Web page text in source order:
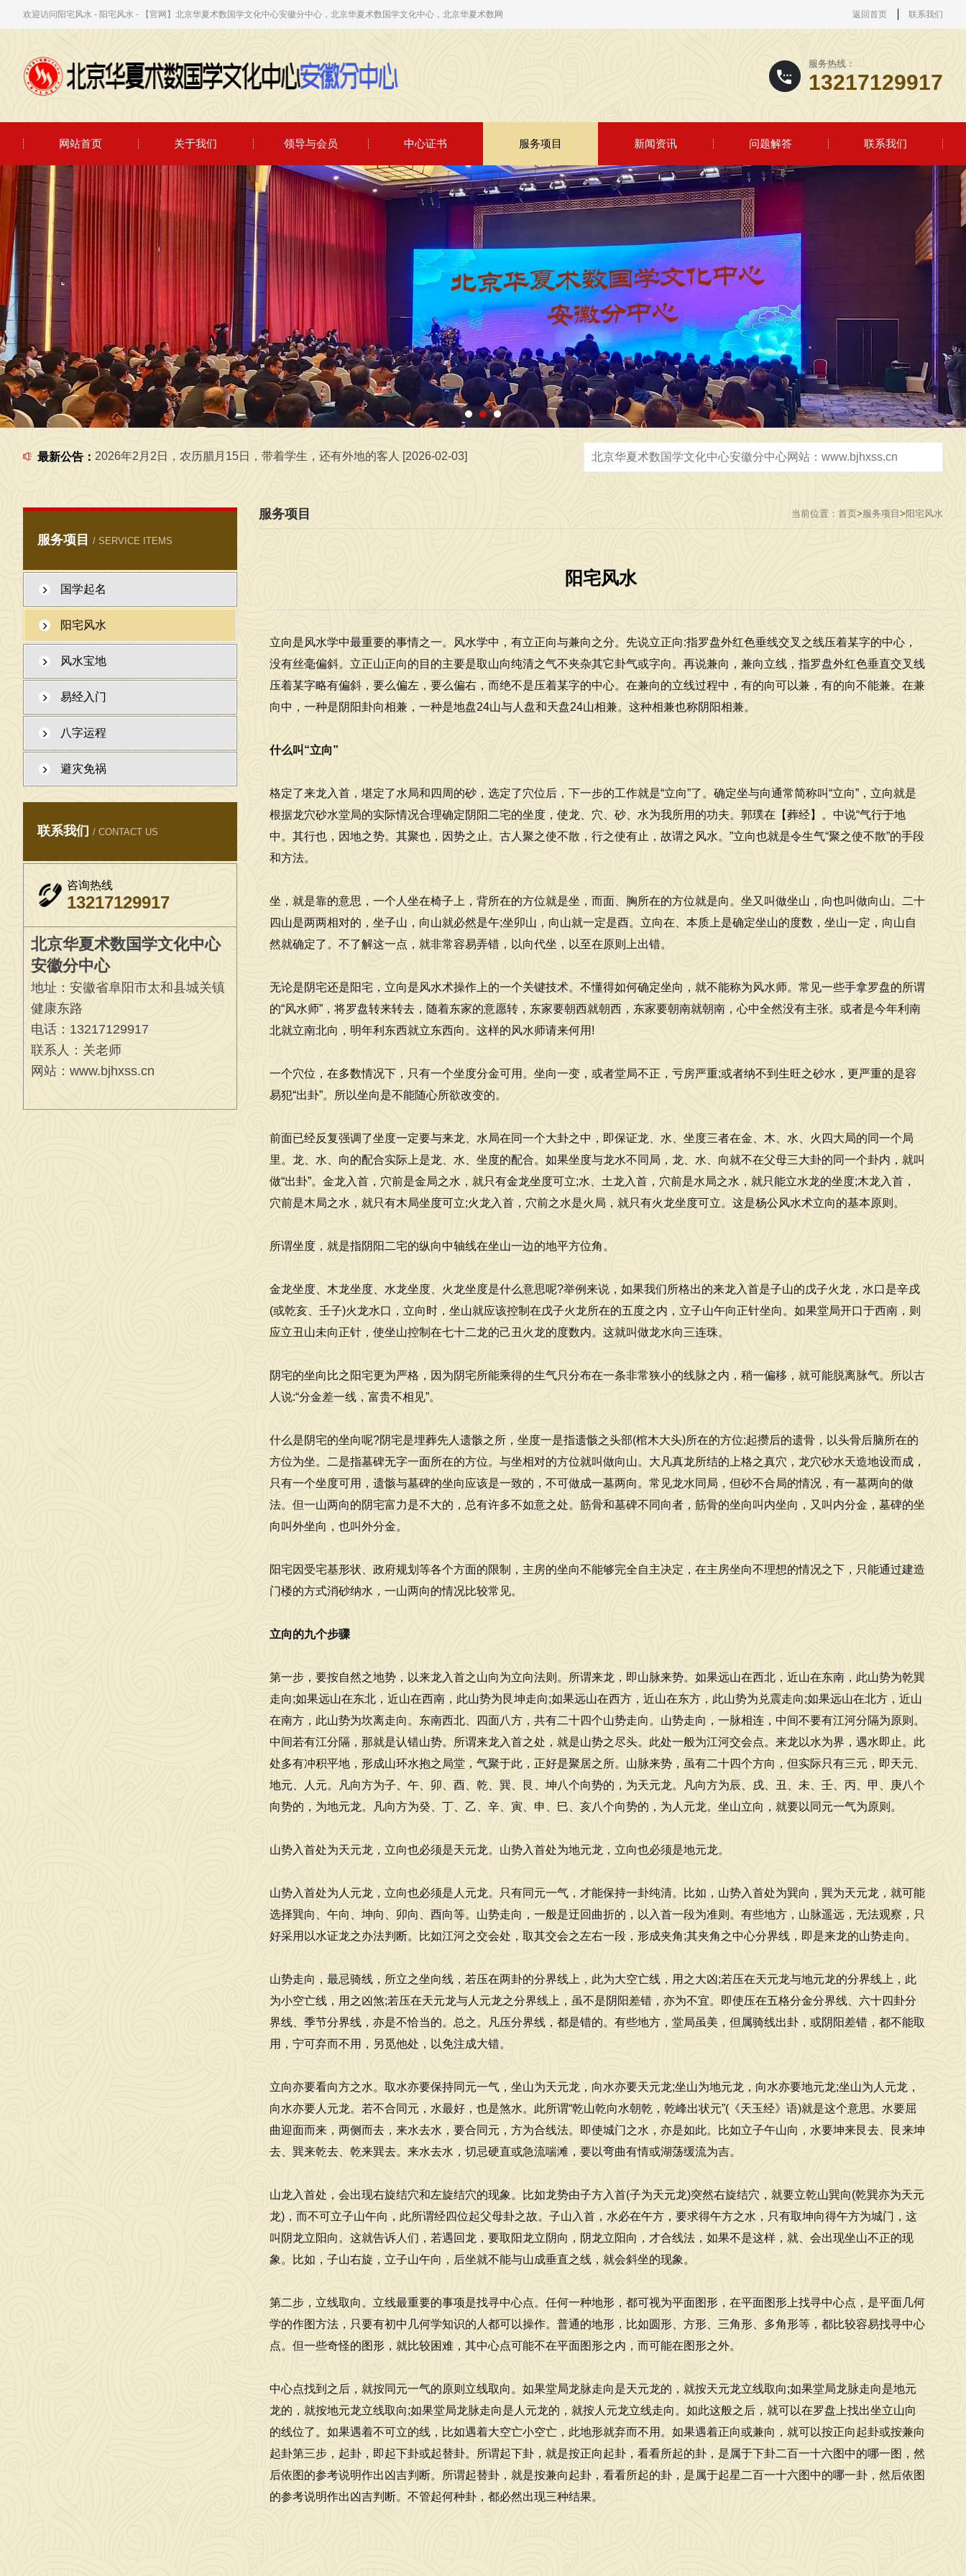
欢迎访问阳宅风水 - 阳宅风水 - 【官网】北京华夏术数国学文化中心安徽分中心，北京华夏术数国学文化中心，北京华夏术数网 返回首页 联系我们
服务热线：
13217129917
网站首页 关于我们 领导与会员 中心证书 服务项目 新闻资讯 问题解答 联系我们
最新公告：
2026年6月5日，在工作室给学生一起研究国学文化 [2026-06-05]
2026年7月1日，在工作室给学生一起，学习传统文化 [2026-07-02]
2026年2月2日，农历腊月15日，带着学生，还有外地的客人 [2026-02-03]
2026年3月31日，在芜湖市给企业设计2千平米办公室，弘扬中华优秀传统文化，传播正能量，广接善缘交天下朋友 [2026-03-31]
2026年6月5日，在工作室给学生一起研究国学文化 [2026-06-05]
2026年7月1日，在工作室给学生一起，学习传统文化 [2026-07-02]
服务项目 / SERVICE ITEMS
国学起名
阳宅风水
风水宝地
易经入门
八字运程
避灾免祸
联系我们 / CONTACT US
咨询热线
13217129917
北京华夏术数国学文化中心
安徽分中心
地址：安徽省阜阳市太和县城关镇
健康东路
电话：13217129917
联系人：关老师
网站：www.bjhxss.cn
服务项目 当前位置： 首页>服务项目>阳宅风水
阳宅风水
立向是风水学中最重要的事情之一。风水学中，有立正向与兼向之分。先说立正向:指罗盘外红色垂线交叉之线压着某字的中心，
没有丝毫偏斜。立正山正向的目的主要是取山向纯清之气不夹杂其它卦气或字向。再说兼向，兼向立线，指罗盘外红色垂直交叉线
压着某字略有偏斜，要么偏左，要么偏右，而绝不是压着某字的中心。在兼向的立线过程中，有的向可以兼，有的向不能兼。在兼
向中，一种是阴阳卦向相兼，一种是地盘24山与人盘和天盘24山相兼。这种相兼也称阴阳相兼。
什么叫“立向”
格定了来龙入首，堪定了水局和四周的砂，选定了穴位后，下一步的工作就是“立向”了。确定坐与向通常简称叫“立向”，立向就是
根据龙穴砂水堂局的实际情况合理确定阴阳二宅的坐度，使龙、穴、砂、水为我所用的功夫。郭璞在【葬经】。中说“气行于地
中。其行也，因地之势。其聚也，因势之止。古人聚之使不散，行之使有止，故谓之风水。”立向也就是令生气“聚之使不散”的手段
和方法。
坐，就是靠的意思，一个人坐在椅子上，背所在的方位就是坐，而面、胸所在的方位就是向。坐又叫做坐山，向也叫做向山。二十
四山是两两相对的，坐子山，向山就必然是午;坐卯山，向山就一定是酉。立向在、本质上是确定坐山的度数，坐山一定，向山自
然就确定了。不了解这一点，就非常容易弄错，以向代坐，以至在原则上出错。
无论是阴宅还是阳宅，立向是风水术操作上的一个关键技术。不懂得如何确定坐向，就不能称为风水师。常见一些手拿罗盘的所谓
的“风水师”，将罗盘转来转去，随着东家的意愿转，东家要朝西就朝西，东家要朝南就朝南，心中全然没有主张。或者是今年利南
北就立南北向，明年利东西就立东西向。这样的风水师请来何用!
一个穴位，在多数情况下，只有一个坐度分金可用。坐向一变，或者堂局不正，亏房严重;或者纳不到生旺之砂水，更严重的是容
易犯“出卦”。所以坐向是不能随心所欲改变的。
前面已经反复强调了坐度一定要与来龙、水局在同一个大卦之中，即保证龙、水、坐度三者在金、木、水、火四大局的同一个局
里。龙、水、向的配合实际上是龙、水、坐度的配合。如果坐度与龙水不同局，龙、水、向就不在父母三大卦的同一个卦内，就叫
做“出卦”。金龙入首，穴前是金局之水，就只有金龙坐度可立;水、土龙入首，穴前是水局之水，就只能立水龙的坐度;木龙入首，
穴前是木局之水，就只有木局坐度可立;火龙入首，穴前之水是火局，就只有火龙坐度可立。这是杨公风水术立向的基本原则。
所谓坐度，就是指阴阳二宅的纵向中轴线在坐山一边的地平方位角。
金龙坐度、木龙坐度、水龙坐度、火龙坐度是什么意思呢?举例来说，如果我们所格出的来龙入首是子山的戊子火龙，水口是辛戌
(或乾亥、壬子)火龙水口，立向时，坐山就应该控制在戊子火龙所在的五度之内，立子山午向正针坐向。如果堂局开口于西南，则
应立丑山未向正针，使坐山控制在七十二龙的己丑火龙的度数内。这就叫做龙水向三连珠。
阴宅的坐向比之阳宅更为严格，因为阴宅所能乘得的生气只分布在一条非常狭小的线脉之内，稍一偏移，就可能脱离脉气。所以古
人说:“分金差一线，富贵不相见”。
什么是阴宅的坐向呢?阴宅是埋葬先人遗骸之所，坐度一是指遗骸之头部(棺木大头)所在的方位;起攒后的遗骨，以头骨后脑所在的
方位为坐。二是指墓碑无字一面所在的方位。与坐相对的方位就叫做向山。大凡真龙所结的上格之真穴，龙穴砂水天造地设而成，
只有一个坐度可用，遗骸与墓碑的坐向应该是一致的，不可做成一墓两向。常见龙水同局，但砂不合局的情况，有一墓两向的做
法。但一山两向的阴宅富力是不大的，总有许多不如意之处。筋骨和墓碑不同向者，筋骨的坐向叫内坐向，又叫内分金，墓碑的坐
向叫外坐向，也叫外分金。
阳宅因受宅基形状、政府规划等各个方面的限制，主房的坐向不能够完全自主决定，在主房坐向不理想的情况之下，只能通过建造
门楼的方式消砂纳水，一山两向的情况比较常见。
立向的九个步骤
第一步，要按自然之地势，以来龙入首之山向为立向法则。所谓来龙，即山脉来势。如果远山在西北，近山在东南，此山势为乾巽
走向;如果远山在东北，近山在西南，此山势为艮坤走向;如果远山在西方，近山在东方，此山势为兑震走向;如果远山在北方，近山
在南方，此山势为坎离走向。东南西北、四面八方，共有二十四个山势走向。山势走向，一脉相连，中间不要有江河分隔为原则。
中间若有江分隔，那就是认错山势。所谓来龙入首之处，就是山势之尽头。此处一般为江河交会点。来龙以水为界，遇水即止。此
处多有冲积平地，形成山环水抱之局堂，气聚于此，正好是聚居之所。山脉来势，虽有二十四个方向，但实际只有三元，即天元、
地元、人元。凡向方为子、午、卯、酉、乾、巽、艮、坤八个向势的，为天元龙。凡向方为辰、戌、丑、未、壬、丙、甲、庚八个
向势的，为地元龙。凡向方为癸、丁、乙、辛、寅、申、巳、亥八个向势的，为人元龙。坐山立向，就要以同元一气为原则。
山势入首处为天元龙，立向也必须是天元龙。山势入首处为地元龙，立向也必须是地元龙。
山势入首处为人元龙，立向也必须是人元龙。只有同元一气，才能保持一卦纯清。比如，山势入首处为巽向，巽为天元龙，就可能
选择巽向、午向、坤向、卯向、酉向等。山势走向，一般是迂回曲折的，以入首一段为准则。有些地方，山脉遥远，无法观察，只
好采用以水证龙之办法判断。比如江河之交会处，取其交会之左右一段，形成夹角;其夹角之中心分界线，即是来龙的山势走向。
山势走向，最忌骑线，所立之坐向线，若压在两卦的分界线上，此为大空亡线，用之大凶;若压在天元龙与地元龙的分界线上，此
为小空亡线，用之凶煞;若压在天元龙与人元龙之分界线上，虽不是阴阳差错，亦为不宜。即使压在五格分金分界线、六十四卦分
界线、季节分界线，亦是不恰当的。总之。凡压分界线，都是错的。有些地方，堂局虽美，但属骑线出卦，或阴阳差错，都不能取
用，宁可弃而不用，另觅他处，以免注成大错。
立向亦要看向方之水。取水亦要保持同元一气，坐山为天元龙，向水亦要天元龙;坐山为地元龙，向水亦要地元龙;坐山为人元龙，
向水亦要人元龙。若不合同元，水最好，也是煞水。此所谓“乾山乾向水朝乾，乾峰出状元”(《天玉经》语)就是这个意思。水要屈
曲迎面而来，两侧而去，来水去水，要合同元，方为合线法。即使城门之水，亦是如此。比如立子午山向，水要坤来艮去、艮来坤
去、巽来乾去、乾来巽去。来水去水，切忌硬直或急流喘滩，要以弯曲有情或湖荡缓流为吉。
山龙入首处，会出现右旋结穴和左旋结穴的现象。比如龙势由子方入首(子为天元龙)突然右旋结穴，就要立乾山巽向(乾巽亦为天元
龙)，而不可立子山午向，此所谓经四位起父母卦之故。子山入首，水必在午方，要求得午方之水，只有取坤向得午方为城门，这
叫阴龙立阳向。这就告诉人们，若遇回龙，要取阳龙立阴向，阴龙立阳向，才合线法，如果不是这样，就、会出现坐山不正的现
象。比如，子山右旋，立子山午向，后坐就不能与山成垂直之线，就会斜坐的现象。
第二步，立线取向。立线最重要的事项是找寻中心点。任何一种地形，都可视为平面图形，在平面图形上找寻中心点，是平面几何
学的作图方法，只要有初中几何学知识的人都可以操作。普通的地形，比如圆形、方形、三角形、多角形等，都比较容易找寻中心
点。但一些奇怪的图形，就比较困难，其中心点可能不在平面图形之内，而可能在图形之外。
中心点找到之后，就按同元一气的原则立线取向。如果堂局龙脉走向是天元龙的，就按天元龙立线取向;如果堂局龙脉走向是地元
龙的，就按地元龙立线取向;如果堂局龙脉走向是人元龙的，就按人元龙立线走向。如此这般之后，就可以在罗盘上找出坐立山向
的线位了。如果遇着不可立的线，比如遇着大空亡小空亡，此地形就弃而不用。如果遇着正向或兼向，就可以按正向起卦或按兼向
起卦第三步，起卦，即起下卦或起替卦。所谓起下卦，就是按正向起卦，看看所起的卦，是属于下卦二百一十六图中的哪一图，然
后依图的参考说明作出凶吉判断。所谓起替卦，就是按兼向起卦，看看所起的卦，是属于起星二百一十六图中的哪一卦，然后依图
的参考说明作出凶吉判断。不管起何种卦，都必然出现三种结果。